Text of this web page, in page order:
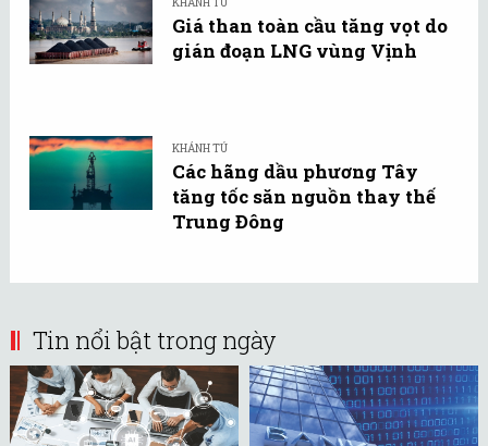
KHÁNH TÚ
Giá than toàn cầu tăng vọt do
gián đoạn LNG vùng Vịnh
KHÁNH TÚ
Các hãng dầu phương Tây
tăng tốc săn nguồn thay thế
Trung Đông
Tin nổi bật trong ngày